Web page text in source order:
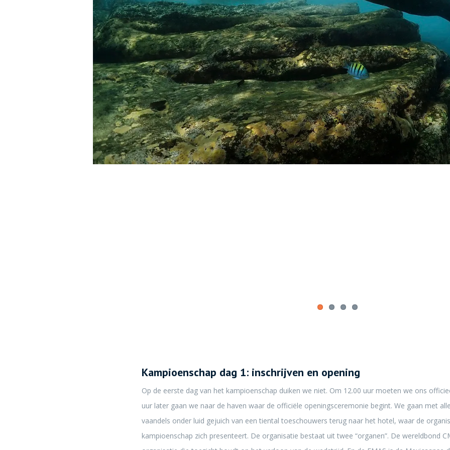
Kampioenschap dag 1: inschrijven en opening
Op de eerste dag van het kampioenschap duiken we niet. Om 12.00 uur moeten we ons
uur later gaan we naar de haven waar de officiële openingsceremonie begint. We gaan met
vaandels onder luid gejuich van een tiental toeschouwers terug naar het hotel, waar de
kampioenschap zich presenteert. De organisatie bestaat uit twee “organen”. De wereldbond